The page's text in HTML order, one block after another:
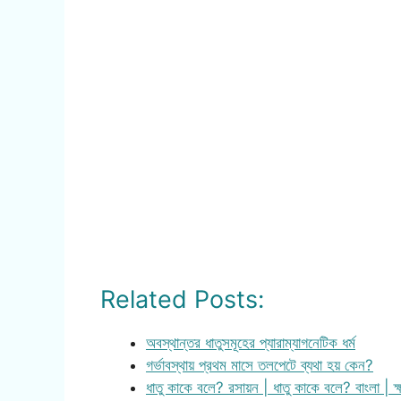
Related Posts:
অবস্থান্তর ধাতুসমূহের প্যারাম্যাগনেটিক ধর্ম
গর্ভাবস্থায় প্রথম মাসে তলপেটে ব্যথা হয় কেন?
ধাতু কাকে বলে? রসায়ন | ধাতু কাকে বলে? বাংলা |